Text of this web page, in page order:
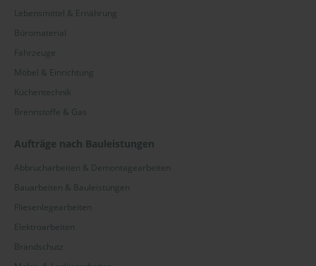
Lebensmittel & Ernährung
Büromaterial
Fahrzeuge
Möbel & Einrichtung
Küchentechnik
Brennstoffe & Gas
Aufträge nach Bauleistungen
Abbrucharbeiten & Demontagearbeiten
Bauarbeiten & Bauleistungen
Fliesenlegearbeiten
Elektroarbeiten
Brandschutz